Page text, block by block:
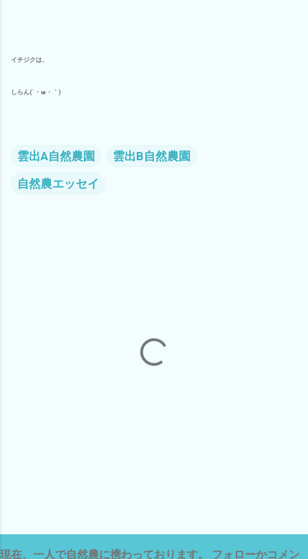
イチジクは、
しらん(´・ω・｀)
雲出A自然農園
雲出B自然農園
自然農エッセイ
現在、一人で自然農に携わっております。 フォローかコメン